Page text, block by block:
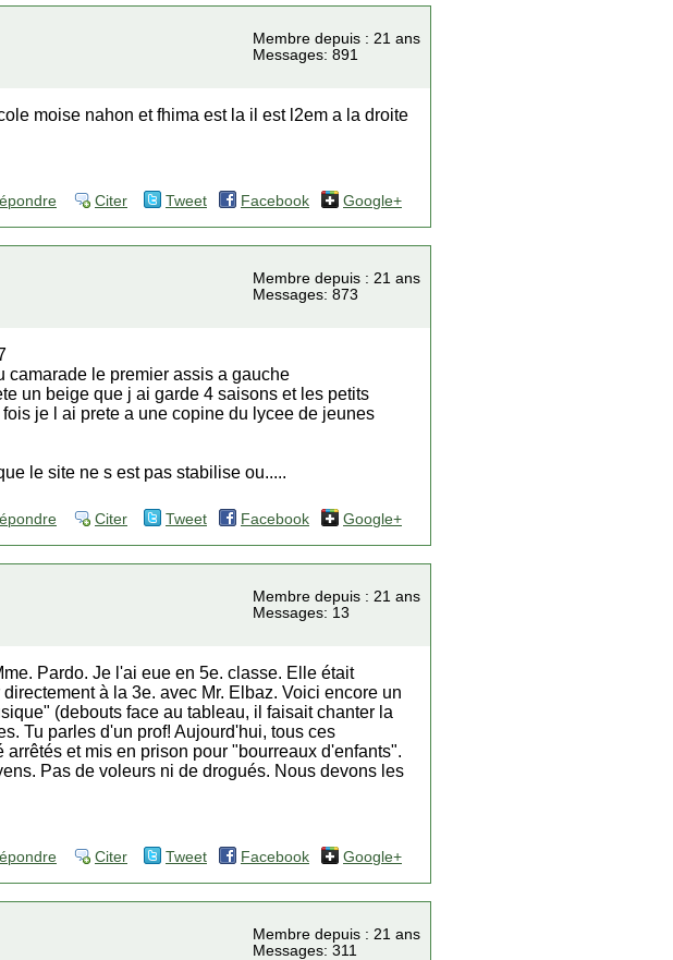
Membre depuis : 21 ans
Messages: 891
moise nahon et fhima est la il est l2em a la droite
Citer Tweet Facebook Google+
Membre depuis : 21 ans
Messages: 873
le premier assis a gauche
un beige que j ai garde 4 saisons et les petits
je l ai prete a une copine du lycee de jeunes
le site ne s est pas stabilise ou.....
Citer Tweet Facebook Google+
Membre depuis : 21 ans
Messages: 13
Pardo. Je l'ai eue en 5e. classe. Elle était
à la 3e. avec Mr. Elbaz. Voici encore un
(debouts face au tableau, il faisait chanter la
Tu parles d'un prof! Aujourd'hui, tous ces
et mis en prison pour "bourreaux d'enfants".
Pas de voleurs ni de drogués. Nous devons les
Citer Tweet Facebook Google+
Membre depuis : 21 ans
Messages: 311